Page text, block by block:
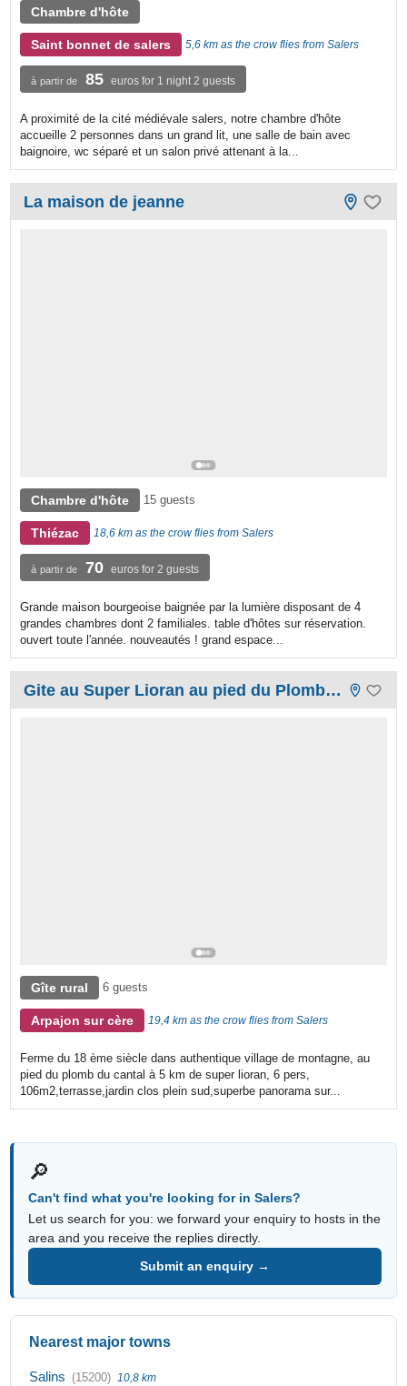
Chambre d'hôte
Saint bonnet de salers 5,6 km as the crow flies from Salers
à partir de 85 euros for 1 night 2 guests
A proximité de la cité médiévale salers, notre chambre d'hôte
accueille 2 personnes dans un grand lit, une salle de bain avec
baignoire, wc séparé et un salon privé attenant à la...
La maison de jeanne
Chambre d'hôte 15 guests
Thiézac 18,6 km as the crow flies from Salers
à partir de 70 euros for 2 guests
Grande maison bourgeoise baignée par la lumière disposant de 4
grandes chambres dont 2 familiales. table d'hôtes sur réservation.
ouvert toute l'année. nouveautés ! grand espace...
Gite au Super Lioran au pied du Plomb du Cantal
Gîte rural 6 guests
Arpajon sur cère 19,4 km as the crow flies from Salers
Ferme du 18 ème siècle dans authentique village de montagne, au
pied du plomb du cantal à 5 km de super lioran, 6 pers,
106m2,terrasse,jardin clos plein sud,superbe panorama sur...
🔎
Can't find what you're looking for in Salers?
Let us search for you: we forward your enquiry to hosts in the
area and you receive the replies directly.
Submit an enquiry →
Nearest major towns
Salins (15200) 10,8 km